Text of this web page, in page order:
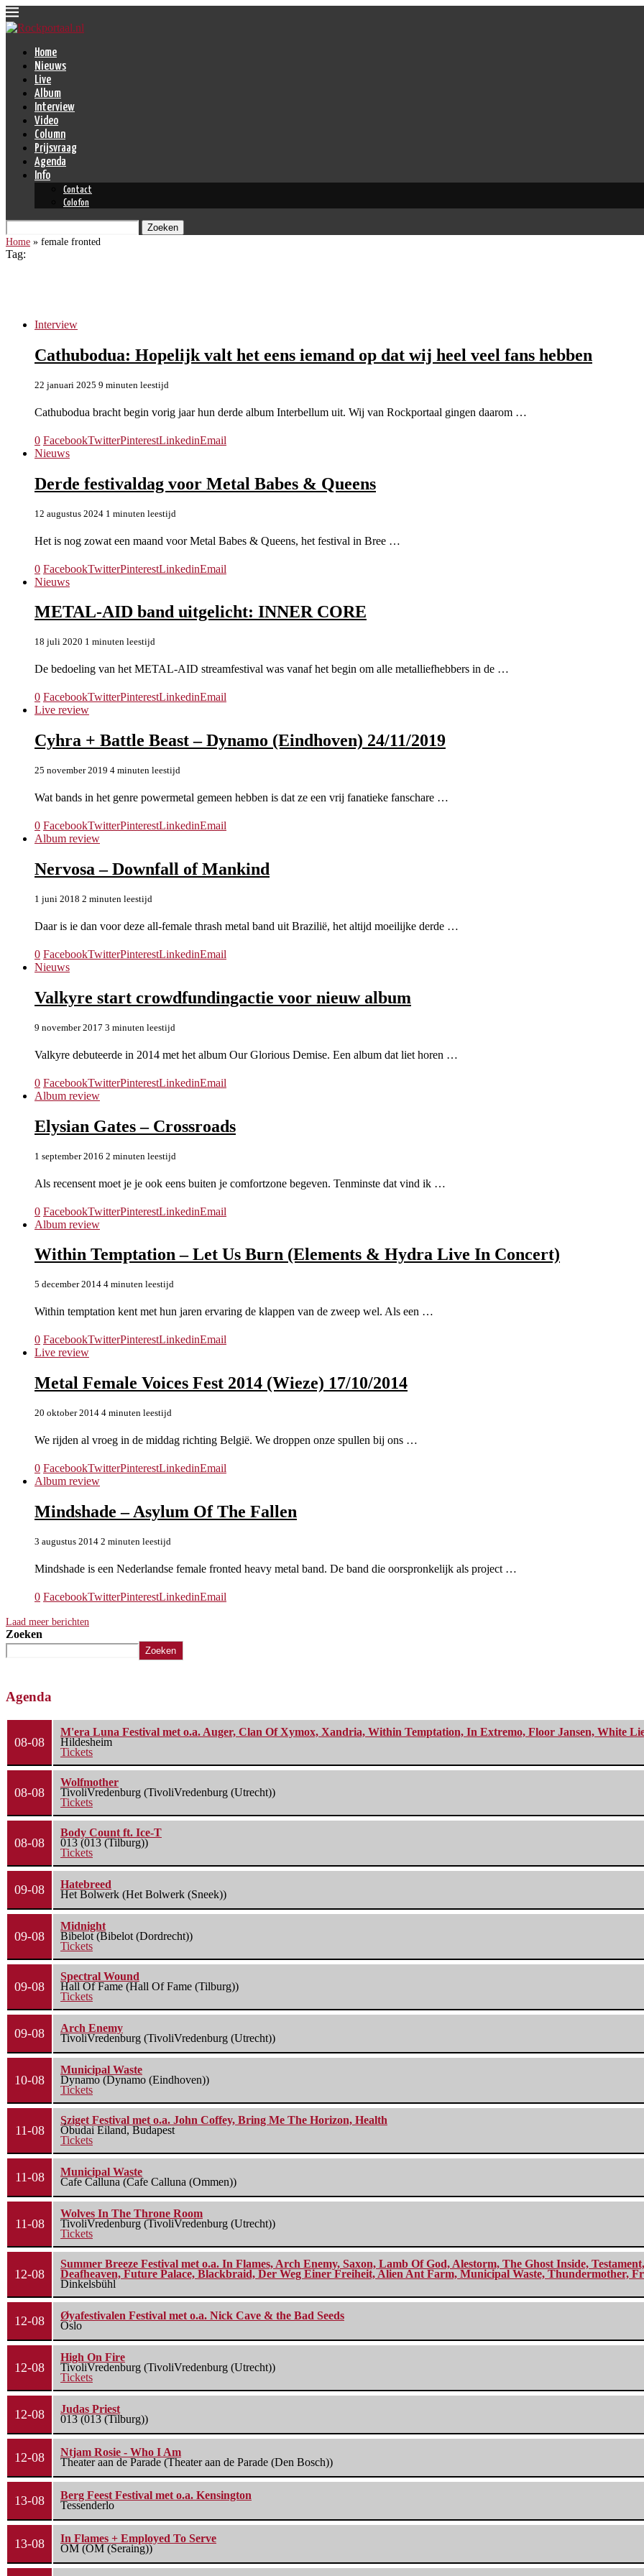
Home
Nieuws
Live
Album
Interview
Video
Column
Prijsvraag
Agenda
Info
Contact
Colofon
Zoeken
Home » female fronted
Tag:
Interview
Cathubodua: Hopelijk valt het eens iemand op dat wij heel veel fans hebben
22 januari 2025 9 minuten leestijd
Cathubodua bracht begin vorig jaar hun derde album Interbellum uit. Wij van Rockportaal gingen daarom …
0 FacebookTwitterPinterestLinkedinEmail
Nieuws
Derde festivaldag voor Metal Babes & Queens
12 augustus 2024 1 minuten leestijd
Het is nog zowat een maand voor Metal Babes & Queens, het festival in Bree …
0 FacebookTwitterPinterestLinkedinEmail
Nieuws
METAL-AID band uitgelicht: INNER CORE
18 juli 2020 1 minuten leestijd
De bedoeling van het METAL-AID streamfestival was vanaf het begin om alle metalliefhebbers in de …
0 FacebookTwitterPinterestLinkedinEmail
Live review
Cyhra + Battle Beast – Dynamo (Eindhoven) 24/11/2019
25 november 2019 4 minuten leestijd
Wat bands in het genre powermetal gemeen hebben is dat ze een vrij fanatieke fanschare …
0 FacebookTwitterPinterestLinkedinEmail
Album review
Nervosa – Downfall of Mankind
1 juni 2018 2 minuten leestijd
Daar is ie dan voor deze all-female thrash metal band uit Brazilië, het altijd moeilijke derde …
0 FacebookTwitterPinterestLinkedinEmail
Nieuws
Valkyre start crowdfundingactie voor nieuw album
9 november 2017 3 minuten leestijd
Valkyre debuteerde in 2014 met het album Our Glorious Demise. Een album dat liet horen …
0 FacebookTwitterPinterestLinkedinEmail
Album review
Elysian Gates – Crossroads
1 september 2016 2 minuten leestijd
Als recensent moet je je ook eens buiten je comfortzone begeven. Tenminste dat vind ik …
0 FacebookTwitterPinterestLinkedinEmail
Album review
Within Temptation – Let Us Burn (Elements & Hydra Live In Concert)
5 december 2014 4 minuten leestijd
Within temptation kent met hun jaren ervaring de klappen van de zweep wel. Als een …
0 FacebookTwitterPinterestLinkedinEmail
Live review
Metal Female Voices Fest 2014 (Wieze) 17/10/2014
20 oktober 2014 4 minuten leestijd
We rijden al vroeg in de middag richting België. We droppen onze spullen bij ons …
0 FacebookTwitterPinterestLinkedinEmail
Album review
Mindshade – Asylum Of The Fallen
3 augustus 2014 2 minuten leestijd
Mindshade is een Nederlandse female fronted heavy metal band. De band die oorspronkelijk als project …
0 FacebookTwitterPinterestLinkedinEmail
Laad meer berichten
Zoeken
Zoeken
Agenda
08-08
M'era Luna Festival met o.a. Auger, Clan Of Xymox, Xandria, Within Temptation, In Extremo, Floor Jansen, White
Hildesheim
Tickets
08-08
Wolfmother
TivoliVredenburg (TivoliVredenburg (Utrecht))
Tickets
08-08
Body Count ft. Ice-T
013 (013 (Tilburg))
Tickets
09-08
Hatebreed
Het Bolwerk (Het Bolwerk (Sneek))
09-08
Midnight
Bibelot (Bibelot (Dordrecht))
Tickets
09-08
Spectral Wound
Hall Of Fame (Hall Of Fame (Tilburg))
Tickets
09-08
Arch Enemy
TivoliVredenburg (TivoliVredenburg (Utrecht))
10-08
Municipal Waste
Dynamo (Dynamo (Eindhoven))
Tickets
11-08
Sziget Festival met o.a. John Coffey, Bring Me The Horizon, Health
Óbudai Eiland, Budapest
Tickets
11-08
Municipal Waste
Cafe Calluna (Cafe Calluna (Ommen))
11-08
Wolves In The Throne Room
TivoliVredenburg (TivoliVredenburg (Utrecht))
Tickets
12-08
Summer Breeze Festival met o.a. In Flames, Arch Enemy, Saxon, Lamb Of God, Alestorm, The Ghost Inside,
Deafheaven, Future Palace, Blackbraid, Der Weg Einer Freiheit, Alien Ant Farm, Municipal Waste, Thundermother,
Dinkelsbühl
12-08
Øyafestivalen Festival met o.a. Nick Cave & the Bad Seeds
Oslo
12-08
High On Fire
TivoliVredenburg (TivoliVredenburg (Utrecht))
Tickets
12-08
Judas Priest
013 (013 (Tilburg))
12-08
Ntjam Rosie - Who I Am
Theater aan de Parade (Theater aan de Parade (Den Bosch))
13-08
Berg Feest Festival met o.a. Kensington
Tessenderlo
13-08
In Flames + Employed To Serve
OM (OM (Seraing))